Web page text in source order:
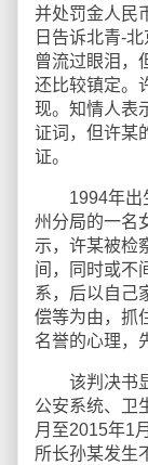
并处罚金人民
日告诉北青-
曾流过眼泪，
还比较镇定。
现。知情人表
证词，但许某
证。
1994年出生
州分局的一名
示，许某被检
间，同时或不
系，后以自己
偿等为由，抓
名誉的心理，
该判决书显
公安系统、卫
月至2015年1
所长孙某发生